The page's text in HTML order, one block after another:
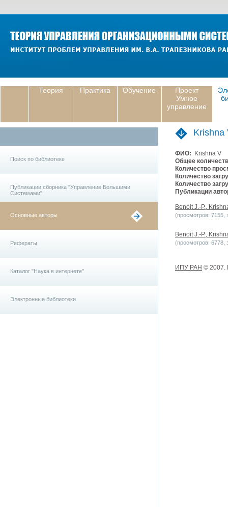
Теория Практика Обучение
Проект
Умное
управление
Поиск по библиотеке
Публикации сборника "Управление Большими
Системами"
Основные авторы
Рефераты
Каталог "Наука в интернете"
Электронные библиотеки
Krishna
ФИО: Krishna V
Общее
Количество
Количество
Количество
Публикации
Benoit J.-P.,
(просмотров: 7155,
Benoit J.-P.,
(просмотров: 6778,
ИПУ РАН © 2007.